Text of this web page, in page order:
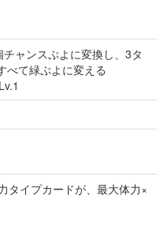
ャンスぷよに変換し、3タ
べて緑ぷよに変える
タイプカードが、最大体力×